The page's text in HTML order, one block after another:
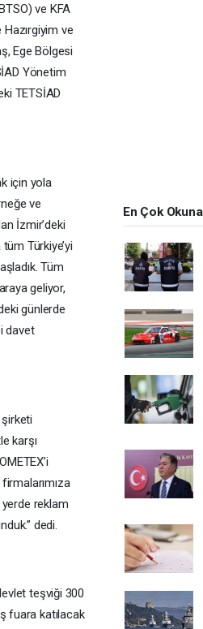
ve KFA
Hazırgiyim ve
Ege Bölgesi
Yönetim
TETSİAD
için yola
ve
İzmir’deki
Türkiye’yi
Tüm
geliyor,
günlerde
davet
şirketi
karşı
yerde reklam
dedi.
teşviği 300
fuara katılacak
En Çok